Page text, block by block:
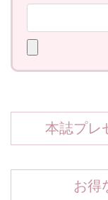
本誌プレ
お得